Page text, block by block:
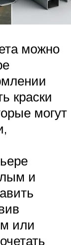
можно
краски
могут
и
или